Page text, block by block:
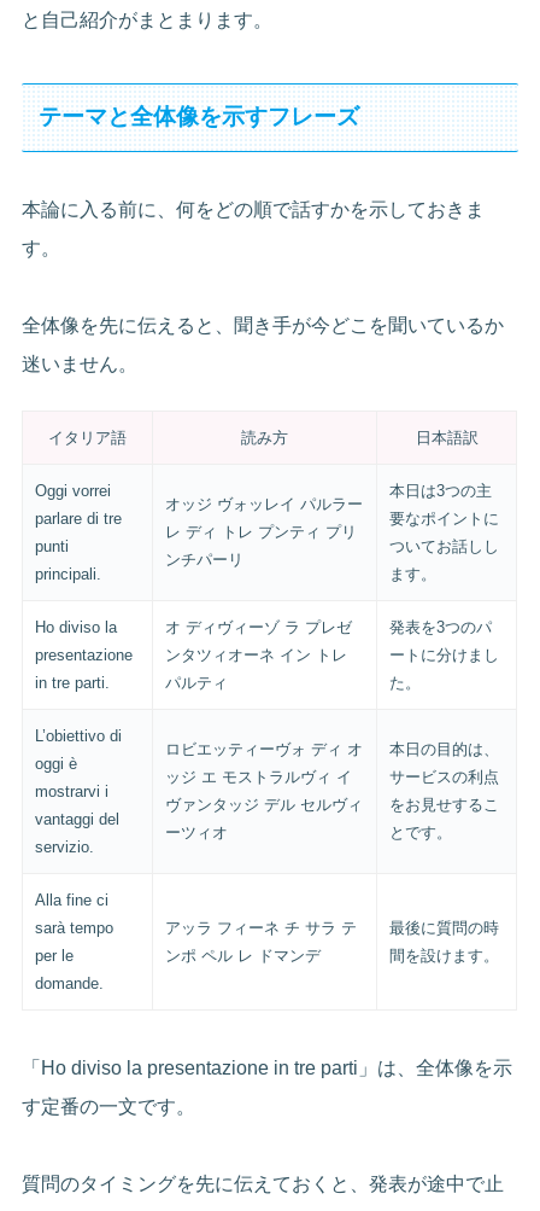
と自己紹介がまとまります。
テーマと全体像を示すフレーズ
本論に入る前に、何をどの順で話すかを示しておきま
す。
全体像を先に伝えると、聞き手が今どこを聞いているか
迷いません。
イタリア語 読み方 日本語訳
Oggi vorrei
parlare di tre
punti
principali.
オッジ ヴォッレイ パルラー
レ ディ トレ プンティ プリ
ンチパーリ
本日は3つの主
要なポイントに
ついてお話しし
ます。
Ho diviso la
presentazione
in tre parti.
オ ディヴィーゾ ラ プレゼ
ンタツィオーネ イン トレ
パルティ
発表を3つのパ
ートに分けまし
た。
L’obiettivo di
oggi è
mostrarvi i
vantaggi del
servizio.
ロビエッティーヴォ ディ オ
ッジ エ モストラルヴィ イ
ヴァンタッジ デル セルヴィ
ーツィオ
本日の目的は、
サービスの利点
をお見せするこ
とです。
Alla fine ci
sarà tempo
per le
domande.
アッラ フィーネ チ サラ テ
ンポ ペル レ ドマンデ
最後に質問の時
間を設けます。
「Ho diviso la presentazione in tre parti」は、全体像を示
す定番の一文です。
質問のタイミングを先に伝えておくと、発表が途中で止